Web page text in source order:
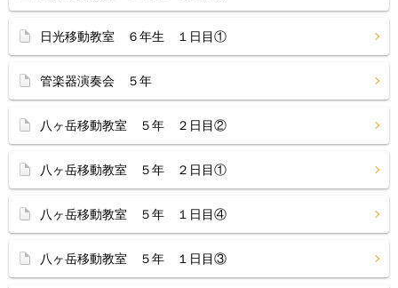
日光移動教室 ６年生 １日目①
管楽器演奏会 ５年
八ヶ岳移動教室 ５年 ２日目②
八ヶ岳移動教室 ５年 ２日目①
八ヶ岳移動教室 ５年 １日目④
八ヶ岳移動教室 ５年 １日目③